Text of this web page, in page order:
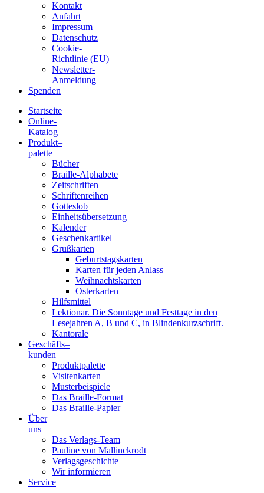
Kontakt
Anfahrt
Impressum
Datenschutz
Cookie-
Richtlinie (EU)
Newsletter-
Anmeldung
Spenden
Blindenschrift-
Verlag
Druckerei
gGmbH
Startseite
Online-
Katalog
Produkt–
palette
Bücher
Braille-Alphabete
Zeitschriften
Schriftenreihen
Gotteslob
Einheitsübersetzung
Kalender
Geschenkartikel
Grußkarten
Geburtstagskarten
Karten für jeden Anlass
Weihnachtskarten
Osterkarten
Hilfsmittel
Lektionar. Die Sonntage und Festtage in den
Lesejahren A, B und C, in Blindenkurzschrift.
Kantorale
Geschäfts­–
kunden
Produktpalette
Visitenkarten
Musterbeispiele
Das Braille-Format
Das Braille-Papier
Über
uns
Das Verlags-Team
Pauline von Mallinckrodt
Verlagsgeschichte
Wir informieren
Service